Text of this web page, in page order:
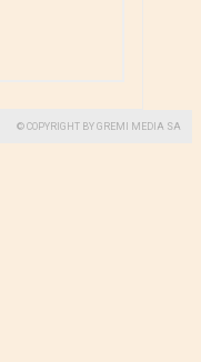
© COPYRIGHT BY GREMI MEDIA SA